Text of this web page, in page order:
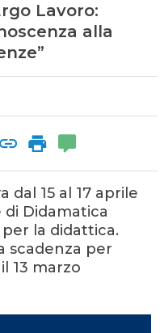
Lavoro:
alla
15 al 17 aprile
Didamatica
la didattica.
scadenza per
13 marzo